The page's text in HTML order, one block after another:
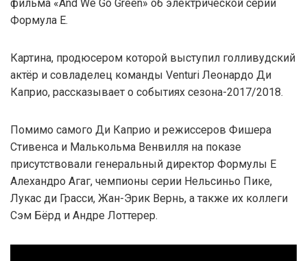
фильма «And We Go Green» об электрической серии
Формула E.
Картина, продюсером которой выступил голливудский
актёр и совладелец команды Venturi Леонардо Ди
Каприо, рассказывает о событиях сезона-2017/2018.
Помимо самого Ди Каприо и режиссеров Фишера
Стивенса и Малькольма Венвилля на показе
присутствовали генеральный директор Формулы E
Алехандро Агаг, чемпионы серии Нельсиньо Пике,
Лукас ди Грасси, Жан-Эрик Вернь, а также их коллеги
Сэм Бёрд и Андре Лоттерер.